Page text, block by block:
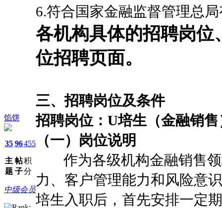
馅饼
35
主
题
96
帖
子
455
积
分
中级会员
6.符合国家金融监督管理总
各机构具体的招聘岗位
位招聘页面。
三、招聘岗位及条件
招聘岗位：U培生（金融销售
（一）岗位说明
作为各级机构金融销售领
力、客户管理能力和风险意
培生入职后，首先安排一定